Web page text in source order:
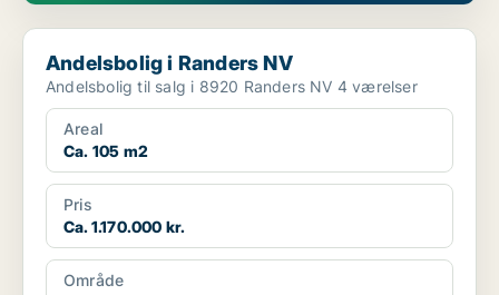
Andelsbolig i Randers NV
Andelsbolig i Randers NV
Andelsbolig til salg i 8920 Randers NV 4 værelser
Areal
Ca. 105 m2
Pris
Ca. 1.170.000 kr.
Område